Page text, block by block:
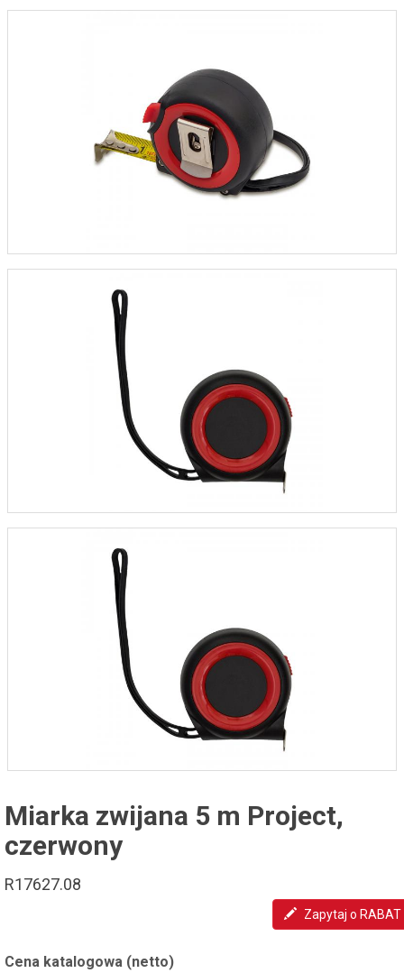
Miarka zwijana 5 m Project,
czerwony
R17627.08
Zapytaj o RABAT
Cena katalogowa (netto)